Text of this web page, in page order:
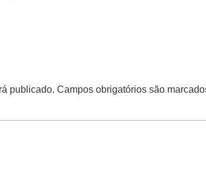
publicado. Campos obrigatórios são